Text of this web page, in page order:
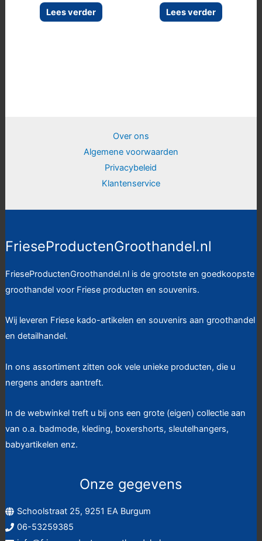
Lees verder Lees verder
Over ons
Algemene voorwaarden
Privacybeleid
Klantenservice
FrieseProductenGroothandel.nl
FrieseProductenGroothandel.nl is de grootste en goedkoopste
groothandel voor Friese producten en souvenirs.
Wij leveren Friese kado-artikelen en souvenirs aan groothandel
en detailhandel.
In ons assortiment zitten ook vele unieke producten, die u
nergens anders aantreft.
In de webwinkel treft u bij ons een grote (eigen) collectie aan
van o.a. badmode, kleding, boxershorts, sleutelhangers,
babyartikelen enz.
Onze gegevens
Schoolstraat 25, 9251 EA Burgum
06-53259385